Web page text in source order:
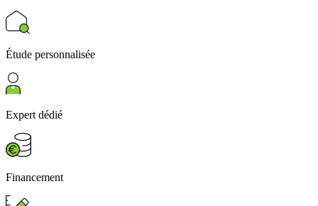
Étude personnalisée
Expert dédié
Financement